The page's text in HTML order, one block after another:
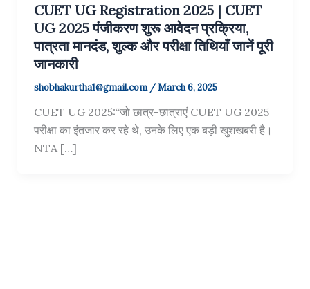
CUET UG Registration 2025 | CUET
UG 2025 पंजीकरण शुरू आवेदन प्रक्रिया,
पात्रता मानदंड, शुल्क और परीक्षा तिथियाँ जानें पूरी
जानकारी
shobhakurtha1@gmail.com /March 6, 2025
CUET UG 2025:“जो छात्र-छात्राएं CUET UG 2025
परीक्षा का इंतजार कर रहे थे, उनके लिए एक बड़ी खुशखबरी है।
NTA […]